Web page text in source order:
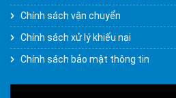
Chính sách vận chuyển
Chính sách xử lý khiếu nại
Chính sách bảo mật thông tin